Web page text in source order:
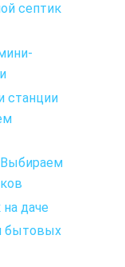
септик
станции
Выбираем
даче
бытовых